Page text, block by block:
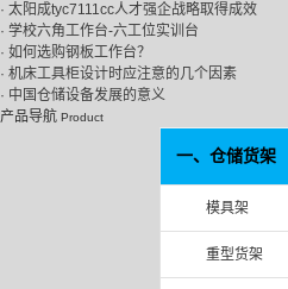
· 太阳成tyc7111cc人才强企战略取得成效
· 学校六角工作台-六工位实训台
· 如何选购钢板工作台？
· 机床工具柜设计时应注意的几个因素
· 中国仓储设备发展的意义
产品导航 Product
一、仓储货架
模具架
重型货架